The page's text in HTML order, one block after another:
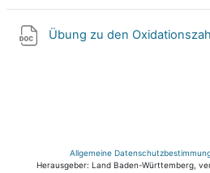
Übung zu den
Allgemeine
Herausgeber: Land Baden-Württemberg,